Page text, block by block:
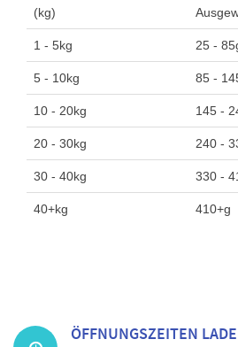
(kg)
1 - 5kg 25 -
5 - 10kg 85 -
10 - 20kg 145 -
20 - 30kg 240 -
30 - 40kg 330 -
40+kg 410+g
ÖFFNUNGSZEITEN